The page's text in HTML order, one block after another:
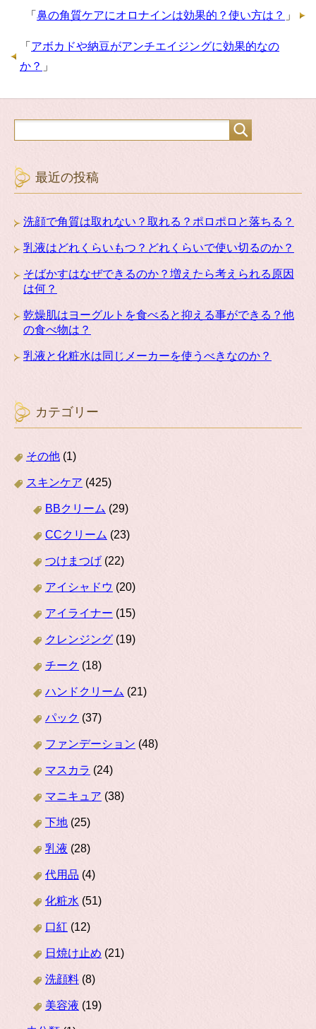
「 鼻の角質ケアにオロナインは効果的？使い方は？ 」
「 アボカドや納豆がアンチエイジングに効果的なの
か？ 」
最近の投稿
洗顔で角質は取れない？取れる？ポロポロと落ちる？
乳液はどれくらいもつ？どれくらいで使い切るのか？
そばかすはなぜできるのか？増えたら考えられる原因
は何？
乾燥肌はヨーグルトを食べると抑える事ができる？他
の食べ物は？
乳液と化粧水は同じメーカーを使うべきなのか？
カテゴリー
その他 (1)
スキンケア (425)
BBクリーム (29)
CCクリーム (23)
つけまつげ(22)
アイシャドウ (20)
アイライナー (15)
クレンジング (19)
チーク (18)
ハンドクリーム (21)
パック (37)
ファンデーション (48)
マスカラ (24)
マニキュア (38)
下地 (25)
乳液 (28)
代用品 (4)
化粧水 (51)
口紅 (12)
日焼け止め (21)
洗顔料 (8)
美容液 (19)